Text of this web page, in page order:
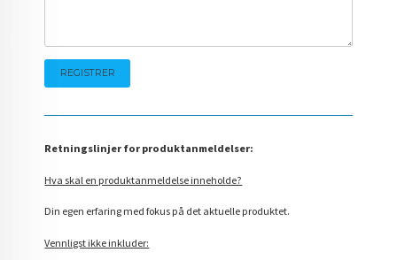
Retningslinjer for produktanmeldelser:
Hva skal en produktanmeldelse inneholde?
Din egen erfaring med fokus på det aktuelle produktet.
Vennligst ikke inkluder: